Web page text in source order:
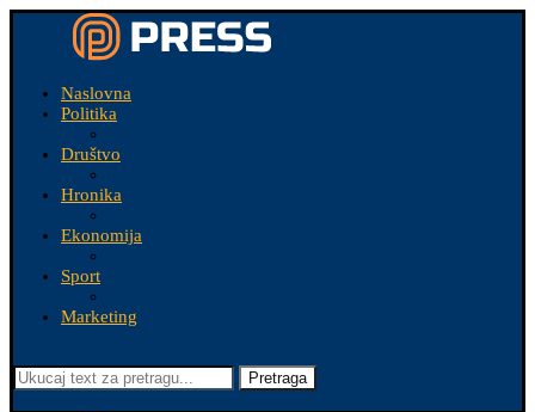
Naslovna
Politika
Društvo
Hronika
Ekonomija
Sport
Marketing
Pretraga